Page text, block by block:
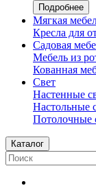
Подробнее
Мягкая
Кресла для
Садовая
Мебель из
Кованная
Свет
Настенные
Настольные
Потолочные
Каталог